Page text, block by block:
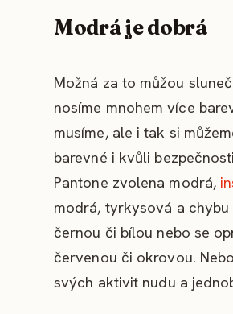
Modrá je dobrá
Možná za to můžou
nosíme mnohem více
musíme, ale i tak si
barevné i kvůli
Pantone zvolena modrá,
modrá, tyrkysová a
černou či bílou nebo se
červenou či okrovou.
svých aktivit nudu a